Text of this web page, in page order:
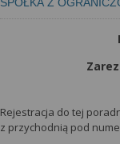
Rejestracja do tej
z przychodnią pod